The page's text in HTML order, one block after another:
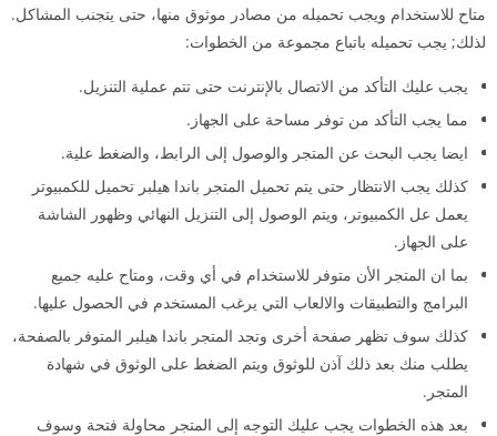
متاح للاستخدام ويجب تحميله من مصادر موثوق منها، حتى يتجنب المشاكل.
لذلك; يجب تحميله باتباع مجموعة من الخطوات:
يجب عليك التأكد من الاتصال بالإنترنت حتى تتم عملية التنزيل.
مما يجب التأكد من توفر مساحة على الجهاز.
ايضا يجب البحث عن المتجر والوصول إلى الرابط، والضغط علية.
كذلك يجب الانتظار حتى يتم تحميل المتجر باندا هيلبر تحميل للكمبيوتر
يعمل عل الكمبيوتر، ويتم الوصول إلى التنزيل النهائي وظهور الشاشة
على الجهاز.
بما ان المتجر الأن متوفر للاستخدام في أي وقت، ومتاح عليه جميع
البرامج والتطبيقات والالعاب التي يرغب المستخدم في الحصول عليها.
كذلك سوف تظهر صفحة أخرى وتجد المتجر باندا هيلبر المتوفر بالصفحة،
يطلب منك بعد ذلك آذن للوثوق ويتم الضغط على الوثوق في شهادة
المتجر.
بعد هذه الخطوات يجب عليك التوجه إلى المتجر محاولة فتحة وسوف